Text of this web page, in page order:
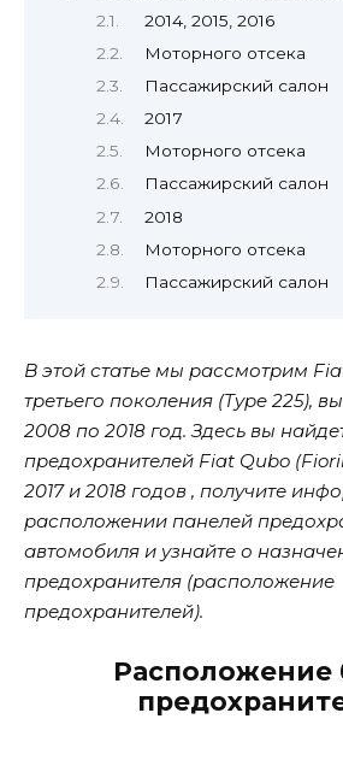
2014, 2015, 2016
Моторного отсека
Пассажирский салон
2017
Моторного отсека
Пассажирский салон
2018
Моторного отсека
Пассажирский салон
В этой статье мы рассмотрим
третьего поколения (Type 225),
2008 по 2018 год. Здесь вы
предохранителей Fiat Qubo
2017 и 2018 годов , получите
расположении панелей
автомобиля и узнайте о
предохранителя (расположение
предохранителей).
Расположение